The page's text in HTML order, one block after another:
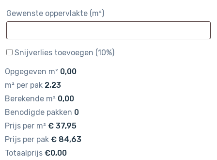
Gewenste oppervlakte (m²)
Snijverlies toevoegen (10%)
Opgegeven m² 0,00
m² per pak 2,23
Berekende m² 0,00
Benodigde pakken 0
Prijs per m² € 37,95
Prijs per pak € 84,63
Totaalprijs €0,00